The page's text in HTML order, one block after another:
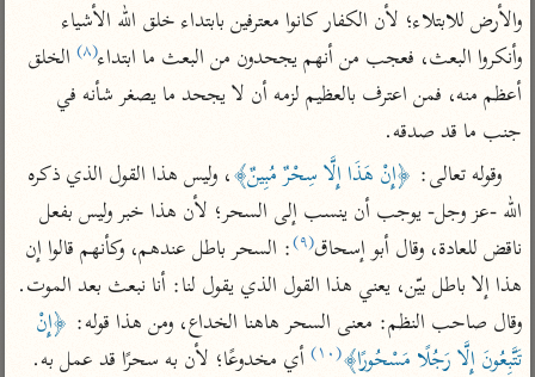
اشترك لتصلك أخبار مشاريعنا
اشترك
راسلنا •تليجرام •تويتر
تعليمات•عن الباحث القرآني
وأنكروا البعث، فعجب من أنهم يجحدون من البعث ما ابتداء(٨)
جنب ما قد صدقه.
وقوله تعالى: ﴿إِنْ هَذَا إِلَّا سِحْرٌ مُبِينٌ﴾
ناقض للعادة، وقال أبو إسحاق(٩)
وقال صاحب النظم: معنى السحر هاهنا الخداع، ومن هذا قوله:
تَتَّبِعُونَ إِلَّا رَجُلًا مَسْحُورًا﴾(١٠) أي مخدوعًا؛ لأن به سحرًا قد عمل به.